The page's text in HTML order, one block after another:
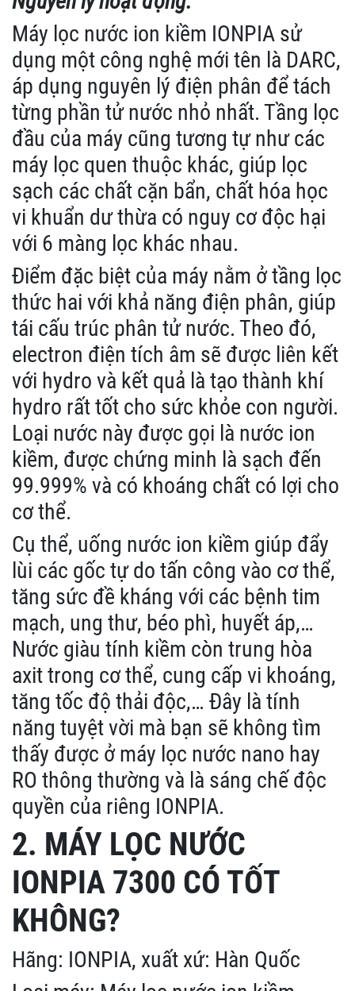
Máy lọc nước ion kiềm IONPIA sử
dụng một công nghệ mới tên là DARC,
áp dụng nguyên lý điện phân để tách
từng phần tử nước nhỏ nhất. Tầng lọc
đầu của máy cũng tương tự như các
máy lọc quen thuộc khác, giúp lọc
sạch các chất cặn bẩn, chất hóa học
vi khuẩn dư thừa có nguy cơ độc hại
với 6 màng lọc khác nhau.
Điểm đặc biệt của máy nằm ở tầng lọc
thức hai với khả năng điện phân, giúp
tái cấu trúc phân tử nước. Theo đó,
electron điện tích âm sẽ được liên kết
với hydro và kết quả là tạo thành khí
hydro rất tốt cho sức khỏe con người.
Loại nước này được gọi là nước ion
kiềm, được chứng minh là sạch đến
99.999% và có khoáng chất có lợi cho
cơ thể.
Cụ thể, uống nước ion kiềm giúp đẩy
lùi các gốc tự do tấn công vào cơ thể,
tăng sức đề kháng với các bệnh tim
mạch, ung thư, béo phì, huyết áp,…
Nước giàu tính kiềm còn trung hòa
axit trong cơ thể, cung cấp vi khoáng,
tăng tốc độ thải độc,… Đây là tính
năng tuyệt vời mà bạn sẽ không tìm
thấy được ở máy lọc nước nano hay
RO thông thường và là sáng chế độc
quyền của riêng IONPIA.
2. MÁY LỌC NƯỚC
IONPIA 7300 CÓ TỐT
KHÔNG?
Hãng: IONPIA, xuất xứ: Hàn Quốc